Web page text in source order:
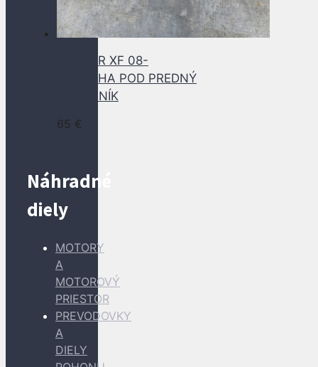
JAGUAR XF 08-
VÝSTUHA POD PREDNÝ
NÁRAZNÍK
65 €
Náhradné
diely
MOTORY
A
MOTOROVÝ
PRIESTOR
PREVODOVKY
A
DIELY